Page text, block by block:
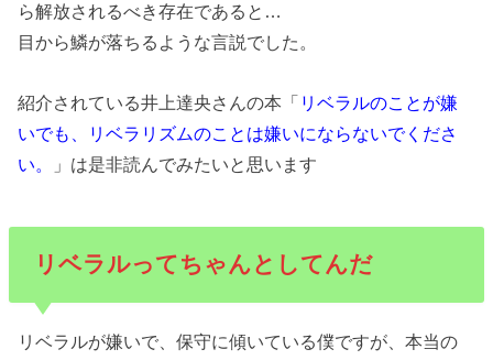
ら解放されるべき存在であると…
目から鱗が落ちるような言説でした。
紹介されている井上達央さんの本「 リベラルのことが嫌
いでも、リベラリズムのことは嫌いにならないでくださ
い。
」は是非読んでみたいと思います
リベラルってちゃんとしてんだ
リベラルが嫌いで、保守に傾いている僕ですが、本当の